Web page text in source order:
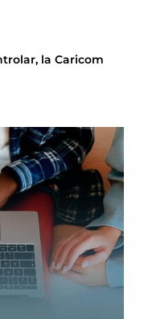
la Caricom